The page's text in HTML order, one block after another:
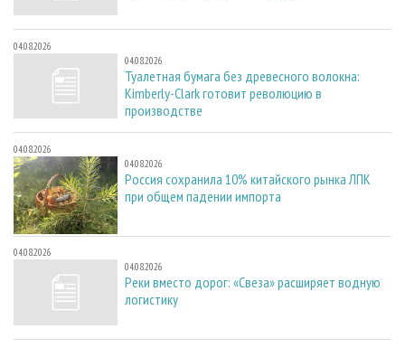
04.08.2026
04.08.2026
Туалетная бумага без древесного волокна:
Kimberly-Clark готовит революцию в
производстве
04.08.2026
04.08.2026
Россия сохранила 10% китайского рынка ЛПК
при общем падении импорта
04.08.2026
04.08.2026
Реки вместо дорог: «Свеза» расширяет водную
логистику